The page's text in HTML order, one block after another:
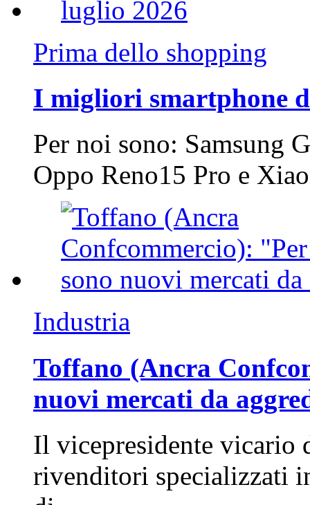
Prima dello shopping
I migliori smartphone
Per noi sono: Samsung
Oppo Reno15 Pro e
Industria
Toffano (Ancra
nuovi mercati da
Il vicepresidente vicario
rivenditori specializzati